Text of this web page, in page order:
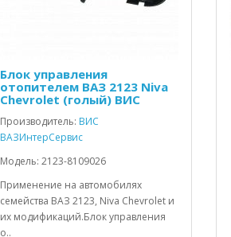
Блок управления
отопителем ВАЗ 2123 Niva
Chevrolet (голый) ВИС
Производитель: ВИС
ВАЗИнтерСервис
Модель: 2123-8109026
Применение на автомобилях
семейства ВАЗ 2123, Niva Chevrolet и
их модификаций.Блок управления
о..